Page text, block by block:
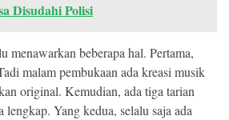
Disudahi Polisi
menawarkan beberapa hal. Pertama,
malam pembukaan ada kreasi musik
original. Kemudian, ada tiga tarian
Yang kedua, selalu saja ada